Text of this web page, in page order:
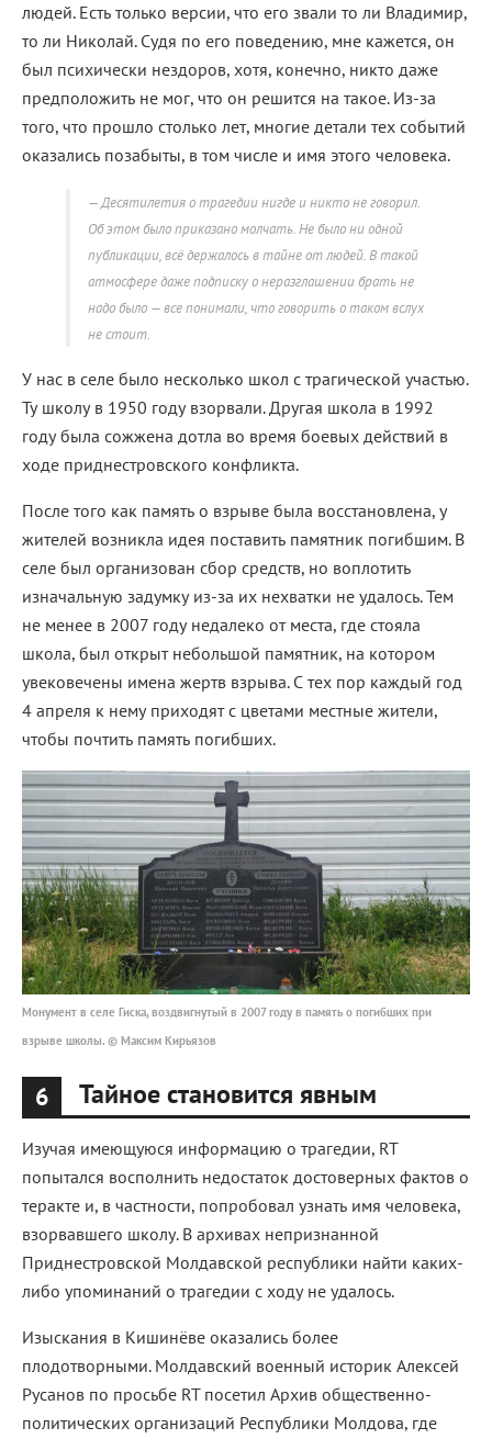
людей. Есть только версии, что его звали то ли Владимир,
то ли Николай. Судя по его поведению, мне кажется, он
был психически нездоров, хотя, конечно, никто даже
предположить не мог, что он решится на такое. Из-за
того, что прошло столько лет, многие детали тех событий
оказались позабыты, в том числе и имя этого человека.
Десятилетия о трагедии нигде и никто не говорил.
Об этом было приказано молчать. Не было ни одной
публикации, всё держалось в тайне от людей. В такой
атмосфере даже подписку о неразглашении брать не
надо было — все понимали, что говорить о таком вслух
не стоит.
У нас в селе было несколько школ с трагической участью.
Ту школу в 1950 году взорвали. Другая школа в 1992
году была сожжена дотла во время боевых действий в
ходе приднестровского конфликта.
После того как память о взрыве была восстановлена, у
жителей возникла идея поставить памятник погибшим. В
селе был организован сбор средств, но воплотить
изначальную задумку из-за их нехватки не удалось. Тем
не менее в 2007 году недалеко от места, где стояла
школа, был открыт небольшой памятник, на котором
увековечены имена жертв взрыва. С тех пор каждый год
4 апреля к нему приходят с цветами местные жители,
чтобы почтить память погибших.
Монумент в селе Гиска, воздвигнутый в 2007 году в память о погибших при
взрыве школы. © Максим Кирьязов
6 Тайное становится явным
Изучая имеющуюся информацию о трагедии, RT
попытался восполнить недостаток достоверных фактов о
теракте и, в частности, попробовал узнать имя человека,
взорвавшего школу. В архивах непризнанной
Приднестровской Молдавской республики найти каких-
либо упоминаний о трагедии с ходу не удалось.
Изыскания в Кишинёве оказались более
плодотворными. Молдавский военный историк Алексей
Русанов по просьбе RT посетил Архив общественно-
политических организаций Республики Молдова, где